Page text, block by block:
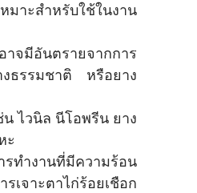
าะสำหรับใช้ในงาน
จมีอันตรายจากการ
งธรรมชาติ หรือยาง
ไวนิล นีโอพรีน ยาง
ะ
ทำงานที่มีความร้อน
าะตาไก่ร้อยเชือก